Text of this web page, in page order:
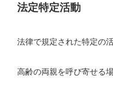
法定特定活動
法律で規定された特定の
高齢の両親を呼び寄せる